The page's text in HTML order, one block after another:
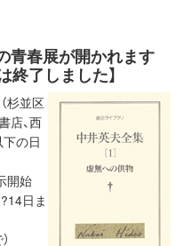
青春展が開かれます
終了しました】
杉並区
店、西
の日
開始
日ま